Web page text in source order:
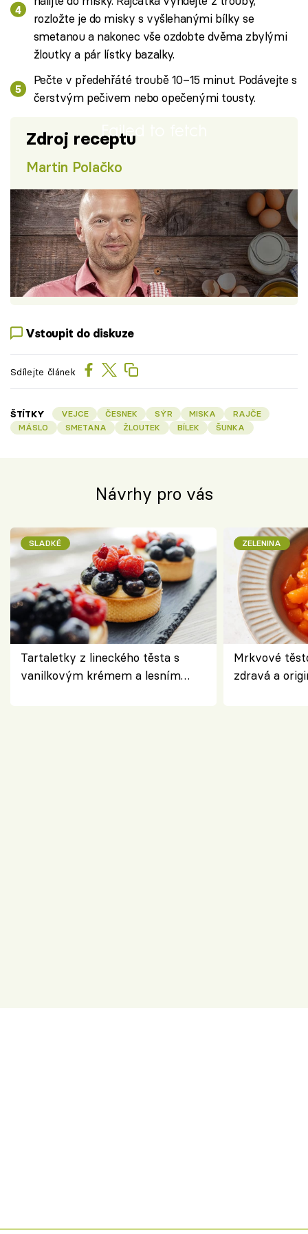
rozložte je do misky s vyšlehanými bílky se
smetanou a nakonec vše ozdobte dvěma zbylými
žloutky a pár lístky bazalky.
Pečte v předehřáté troubě 10–15 minut. Podávejte s
čerstvým pečivem nebo opečenými tousty.
Failed to fetch
Zdroj receptu
Martin Polačko
Vstoupit do diskuze
Sdílejte článek
ŠTÍTKY VEJCE ČESNEK SÝR MISKA
RAJČE
MÁSLO
SMETANA ŽLOUTEK BÍLEK ŠUNKA
Návrhy pro vás
SLADKÉ
Tartaletky z lineckého těsta s
vanilkovým krémem a lesním
ZELENINA
Mrkvové
zdravá a